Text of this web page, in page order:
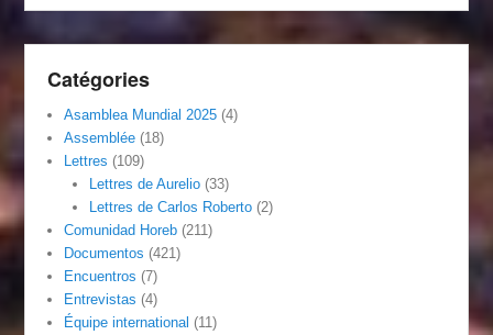
Catégories
Asamblea Mundial 2025 (4)
Assemblée (18)
Lettres (109)
Lettres de Aurelio(33)
Lettres de Carlos Roberto(2)
Comunidad Horeb (211)
Documentos (421)
Encuentros (7)
Entrevistas (4)
Équipe international (11)